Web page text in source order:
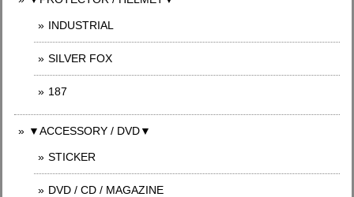
INDUSTRIAL
SILVER FOX
187
▼ACCESSORY / DVD▼
STICKER
DVD / CD / MAGAZINE